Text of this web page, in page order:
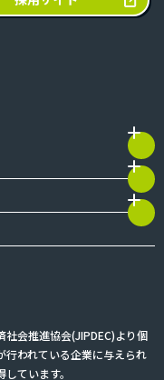
会推進協会(JIPDEC)より個